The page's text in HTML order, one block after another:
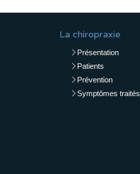
La chiropraxie
Présentation
Patients
Prévention
Symptômes traités